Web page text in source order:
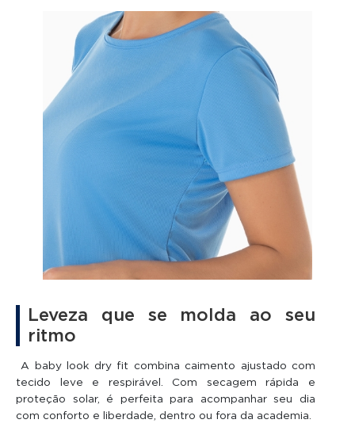
qualquer momento do dia. Seja qual for o seu ritmo, essa
peça é sua aliada.
Leveza que se molda ao seu
ritmo
A baby look dry fit combina caimento ajustado com
tecido leve e respirável. Com secagem rápida e
proteção solar, é perfeita para acompanhar seu dia
com conforto e liberdade, dentro ou fora da academia.